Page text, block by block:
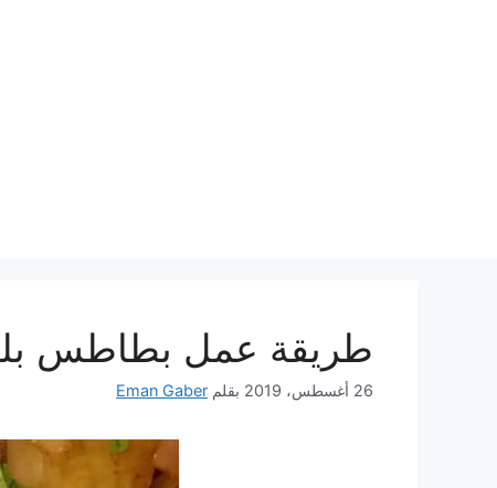
طريقة عمل بطاطس
26 أغسطس، 2019 بقلم Eman Gaber